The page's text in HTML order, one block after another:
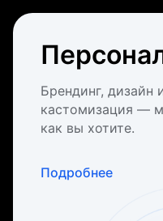
Брендинг, дизайн
кастомизация —
как вы хотите.
Подробнее